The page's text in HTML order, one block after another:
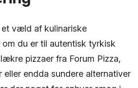
et væld af kulinariske
om du er til autentisk tyrkisk
pizzaer fra Forum Pizza,
eller endda sundere alternativer